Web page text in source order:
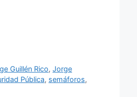
Guillén Rico,Jorge
Pública, semáforos,